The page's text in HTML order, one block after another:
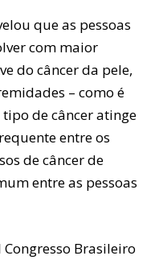
que as pessoas
com maior
do câncer da pele,
– como é
de câncer atinge
entre os
de câncer de
entre as pessoas
Brasileiro